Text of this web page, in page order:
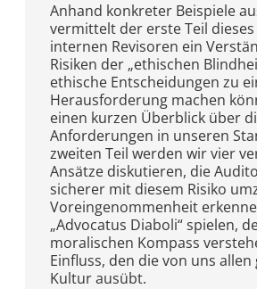
Anhand konkreter Beispiele
vermittelt der erste Teil
internen Revisoren ein
Risiken der „ethischen
ethische Entscheidungen zu
Herausforderung machen
einen kurzen Überblick über
Anforderungen in unseren
zweiten Teil werden wir vier
Ansätze diskutieren, die
sicherer mit diesem Risiko
Voreingenommenheit
„Advocatus Diaboli“ spielen,
moralischen Kompass
Einfluss, den die von uns
Kultur ausübt.